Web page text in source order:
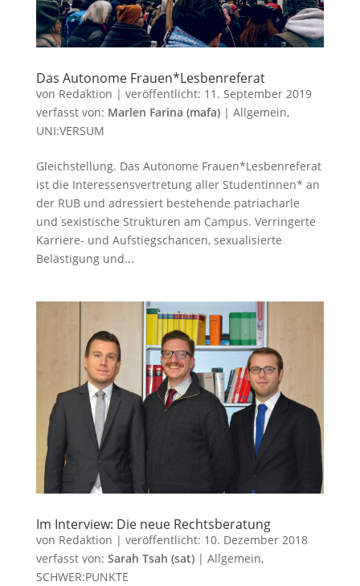
Das Autonome Frauen*Lesbenreferat
von Redaktion | veröffentlicht: 11. September 2019
verfasst von: Marlen Farina (mafa)| Allgemein,
UNI:VERSUM
Gleichstellung. Das Autonome Frauen*Lesbenreferat
ist die Interessensvertretung aller Studentinnen* an
der RUB und adressiert bestehende patriacharle
und sexistische Strukturen am Campus. Verringerte
Karriere- und Aufstiegschancen, sexualisierte
Belästigung und...
Im Interview: Die neue Rechtsberatung
von Redaktion | veröffentlicht: 10. Dezember 2018
verfasst von: Sarah Tsah (sat)| Allgemein,
SCHWER:PUNKTE